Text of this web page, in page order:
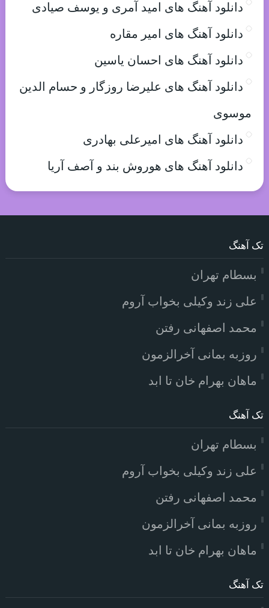
دانلود آهنگ های امید آمری و یوسف صیادی
دانلود آهنگ های امیر مقاره
دانلود آهنگ های احسان یاسین
دانلود آهنگ های علیرضا روزگار و حسام الدین
موسوی
دانلود آهنگ های امیرعلی بهادری
دانلود آهنگ های هوروش بند و آصف آریا
تک آهنگ
بسطام تهران
علی زند وکیلی بخواب آروم
محمد اصفهانی رفتن
روزبه بمانی آخرالزمون
ماهان بهرام خان تا ابد
تک آهنگ
بسطام تهران
علی زند وکیلی بخواب آروم
محمد اصفهانی رفتن
روزبه بمانی آخرالزمون
ماهان بهرام خان تا ابد
تک آهنگ